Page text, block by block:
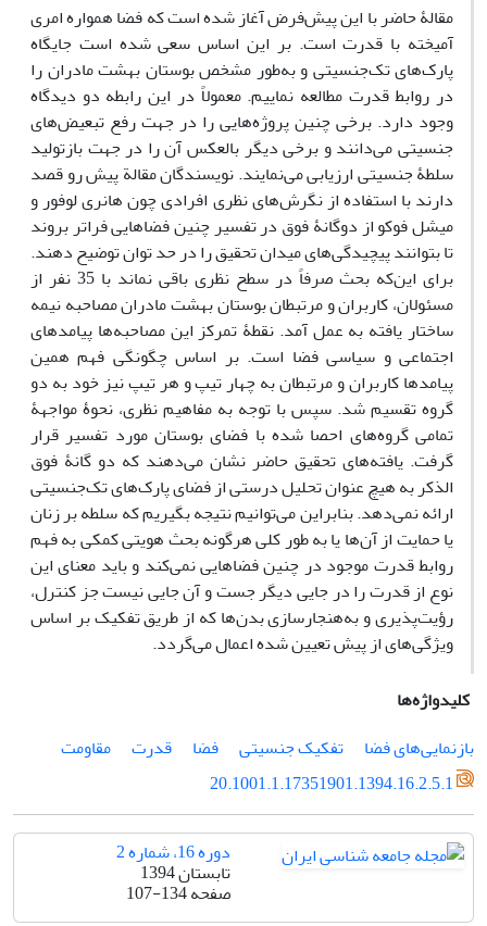
مقالۀ حاضر با این پیش‌فرض آغاز شده است که فضا همواره امری
آمیخته با قدرت است. بر این اساس سعی شده است جایگاه
پارک‌های تک‌جنسیتی و به‌طور مشخص بوستان بهشت مادران را
در روابط قدرت مطالعه نماییم. معمولاً در این رابطه دو دیدگاه
وجود دارد. برخی چنین پروژه‌هایی را در جهت رفع تبعیض‌های
جنسیتی می‌دانند و برخی دیگر بالعکس آن را در جهت بازتولید
سلطۀ جنسیتی ارزیابی می‌نمایند. نویسندگان مقالة پیش رو قصد
دارند با استفاده از نگرش‌های نظری افرادی چون هانری لوفور و
میشل فوکو از دوگانۀ فوق در تفسیر چنین فضاهایی فراتر بروند
تا بتوانند پیچیدگی‌های میدان تحقیق را در حد توان توضیح دهند.
برای این‌که بحث صرفاً در سطح نظری باقی نماند با 35 نفر از
مسئولان، کاربران و مرتبطان بوستان بهشت مادران مصاحبه نیمه
ساختار یافته به عمل آمد. نقطۀ تمرکز این مصاحبه‌ها پیامدهای
اجتماعی و سیاسی فضا است. بر اساس چگونگی فهم همین
پیامدها کاربران و مرتبطان به چهار تیپ و هر تیپ نیز خود به دو
گروه تقسیم شد. سپس با توجه به مفاهیم نظری، نحوۀ مواجهۀ
تمامی گروه‌های احصا شده با فضای بوستان مورد تفسیر قرار
گرفت. یافته‌های تحقیق حاضر نشان می‌دهند که دو گانۀ فوق
الذکر به هیچ عنوان تحلیل درستی از فضای پارک‌های تک‌جنسیتی
ارائه نمی‌دهد. بنابراین می‌توانیم نتیجه بگیریم که سلطه بر زنان
یا حمایت از آن‌ها یا به طور کلی هرگونه بحث هویتی کمکی به فهم
روابط قدرت موجود در چنین فضاهایی نمی‌کند و باید معنای این
نوع از قدرت را در جایی دیگر جست و آن جایی نیست جز کنترل،
رؤیت‌پذیری و به‌هنجارسازی بدن‌ها که از طریق تفکیک بر اساس
ویژگی‌های از پیش تعیین شده اعمال می‌گردد.
کلیدواژه‌ها
بازنمایی‌های فضا
تفکیک جنسیتی فضا قدرت
مقاومت
20.1001.1.17351901.1394.16.2.5.1
دوره 16، شماره 2
تابستان 1394
صفحه107-134